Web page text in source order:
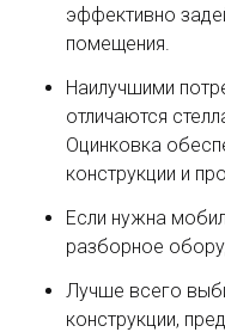
эффективно
помещения.
Наилучшими
отличаются
Оцинковка
конструкции и
Если нужна
разборное
Лучше всего
конструкции,